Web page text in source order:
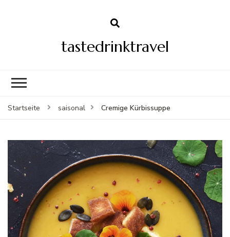
tastedrinktravel
Startseite saisonal Cremige Kürbissuppe